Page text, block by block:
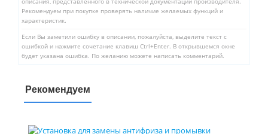
описания, представленного в технической документации производителя.
Рекомендуем при покупке проверять наличие желаемых функций и
характеристик.
Если Вы заметили ошибку в описании, пожалуйста, выделите текст с
ошибкой и нажмите сочетание клавиш Ctrl+Enter. В открывшемся окне
будет указана ошибка. По желанию можете написать комментарий.
Рекомендуем